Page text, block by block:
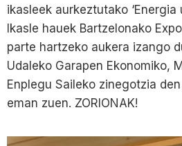
ikasleek aurkeztutako ‘Energia
Ikasle hauek Bartzelonako
parte hartzeko aukera izango
Udaleko Garapen Ekonomiko,
Enplegu Saileko zinegotzia den
eman zuen. ZORIONAK!